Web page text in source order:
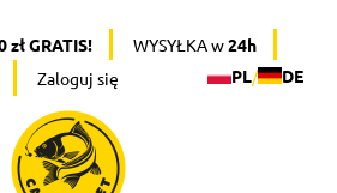
zł GRATIS! WYSYŁKA w24h
Zaloguj się PL/ DE